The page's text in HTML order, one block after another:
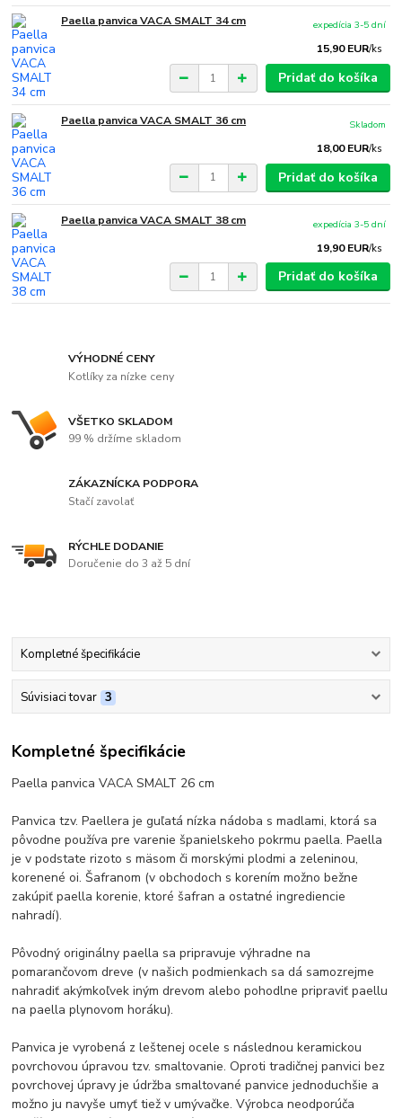
Paella panvica VACA SMALT 34 cm
15,90 EUR/ks
expedícia 3-5 dní
Pridať do košíka
Paella panvica VACA SMALT 36 cm
18,00 EUR/ks
Skladom
Pridať do košíka
Paella panvica VACA SMALT 38 cm
19,90 EUR/ks
expedícia 3-5 dní
Pridať do košíka
VÝHODNÉ CENY
Kotlíky za nízke ceny
VŠETKO SKLADOM
99 % držíme skladom
ZÁKAZNÍCKA PODPORA
Stačí zavolať
RÝCHLE DODANIE
Doručenie do 3 až 5 dní
Kompletné špecifikácie
Súvisiaci tovar 3
Kompletné špecifikácie
Paella panvica VACA SMALT 26 cm
Panvica tzv. Paellera je guľatá nízka nádoba s madlami, ktorá sa
pôvodne používa pre varenie španielskeho pokrmu paella. Paella
je v podstate rizoto s mäsom či morskými plodmi a zeleninou,
korenené oi. Šafranom (v obchodoch s korením možno bežne
zakúpiť paella korenie, ktoré šafran a ostatné ingrediencie
nahradí).
Pôvodný originálny paella sa pripravuje výhradne na
pomarančovom dreve (v našich podmienkach sa dá samozrejme
nahradiť akýmkoľvek iným drevom alebo pohodlne pripraviť paellu
na paella plynovom horáku).
Panvica je vyrobená z leštenej ocele s následnou keramickou
povrchovou úpravou tzv. smaltovanie. Oproti tradičnej panvici bez
povrchovej úpravy je údržba smaltované panvice jednoduchšie a
možno ju navyše umyť tiež v umývačke. Výrobca neodporúča